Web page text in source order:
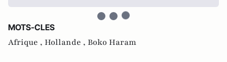
MOTS-CLES
Afrique , Hollande , Boko Haram